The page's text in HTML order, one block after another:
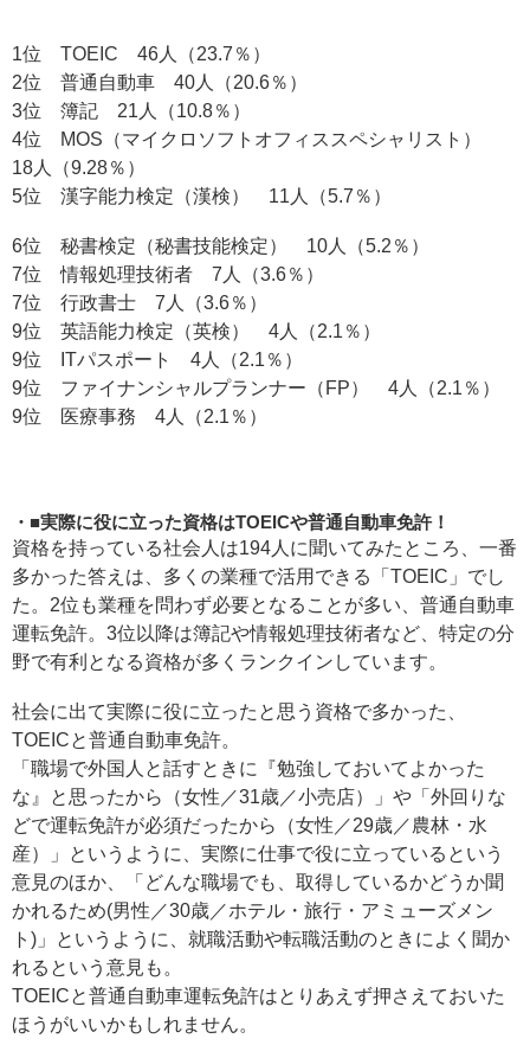
1位 TOEIC 46人（23.7％）
2位 普通自動車 40人（20.6％）
3位 簿記 21人（10.8％）
4位 MOS（マイクロソフトオフィススペシャリスト）
18人（9.28％）
5位 漢字能力検定（漢検） 11人（5.7％）
6位 秘書検定（秘書技能検定） 10人（5.2％）
7位 情報処理技術者 7人（3.6％）
7位 行政書士 7人（3.6％）
9位 英語能力検定（英検） 4人（2.1％）
9位 ITパスポート 4人（2.1％）
9位 ファイナンシャルプランナー（FP） 4人（2.1％）
9位 医療事務 4人（2.1％）
■実際に役に立った資格はTOEICや普通自動車免許！
資格を持っている社会人は194人に聞いてみたところ、一番
多かった答えは、多くの業種で活用できる「TOEIC」でし
た。2位も業種を問わず必要となることが多い、普通自動車
運転免許。3位以降は簿記や情報処理技術者など、特定の分
野で有利となる資格が多くランクインしています。
社会に出て実際に役に立ったと思う資格で多かった、
TOEICと普通自動車免許。
「職場で外国人と話すときに『勉強しておいてよかった
な』と思ったから（女性／31歳／小売店）」や「外回りな
どで運転免許が必須だったから（女性／29歳／農林・水
産）」というように、実際に仕事で役に立っているという
意見のほか、「どんな職場でも、取得しているかどうか聞
かれるため(男性／30歳／ホテル・旅行・アミューズメン
ト)」というように、就職活動や転職活動のときによく聞か
れるという意見も。
TOEICと普通自動車運転免許はとりあえず押さえておいた
ほうがいいかもしれません。